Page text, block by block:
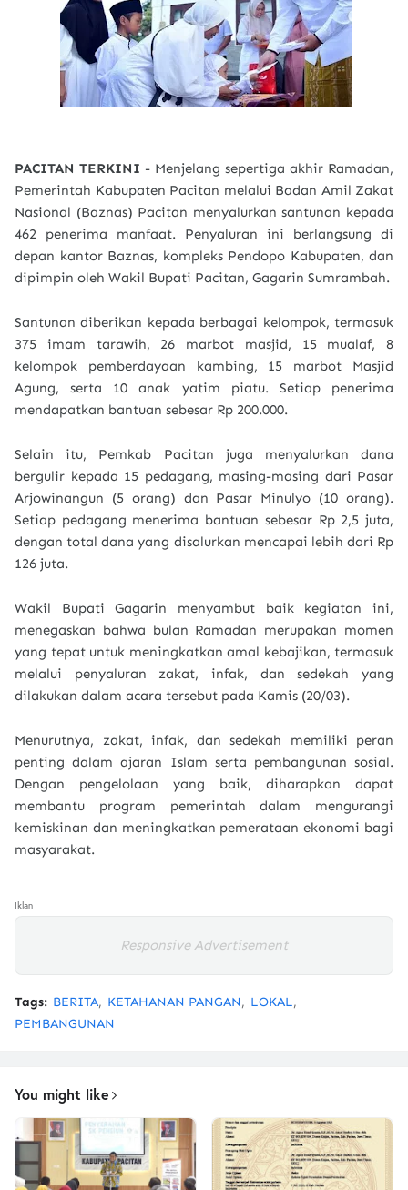
PACITAN TERKINI - Menjelang sepertiga akhir Ramadan,
Pemerintah Kabupaten Pacitan melalui Badan Amil Zakat
Nasional (Baznas) Pacitan menyalurkan santunan kepada
462 penerima manfaat. Penyaluran ini berlangsung di
depan kantor Baznas, kompleks Pendopo Kabupaten, dan
dipimpin oleh Wakil Bupati Pacitan, Gagarin Sumrambah.
Santunan diberikan kepada berbagai kelompok, termasuk
375 imam tarawih, 26 marbot masjid, 15 mualaf, 8
kelompok pemberdayaan kambing, 15 marbot Masjid
Agung, serta 10 anak yatim piatu. Setiap penerima
mendapatkan bantuan sebesar Rp 200.000.
Selain itu, Pemkab Pacitan juga menyalurkan dana
bergulir kepada 15 pedagang, masing-masing dari Pasar
Arjowinangun (5 orang) dan Pasar Minulyo (10 orang).
Setiap pedagang menerima bantuan sebesar Rp 2,5 juta,
dengan total dana yang disalurkan mencapai lebih dari Rp
126 juta.
Wakil Bupati Gagarin menyambut baik kegiatan ini,
menegaskan bahwa bulan Ramadan merupakan momen
yang tepat untuk meningkatkan amal kebajikan, termasuk
melalui penyaluran zakat, infak, dan sedekah yang
dilakukan dalam acara tersebut pada Kamis (20/03).
Menurutnya, zakat, infak, dan sedekah memiliki peran
penting dalam ajaran Islam serta pembangunan sosial.
Dengan pengelolaan yang baik, diharapkan dapat
membantu program pemerintah dalam mengurangi
kemiskinan dan meningkatkan pemerataan ekonomi bagi
masyarakat.
Iklan
Responsive Advertisement
Tags: BERITA KETAHANAN PANGAN
LOKAL
PEMBANGUNAN
You might like